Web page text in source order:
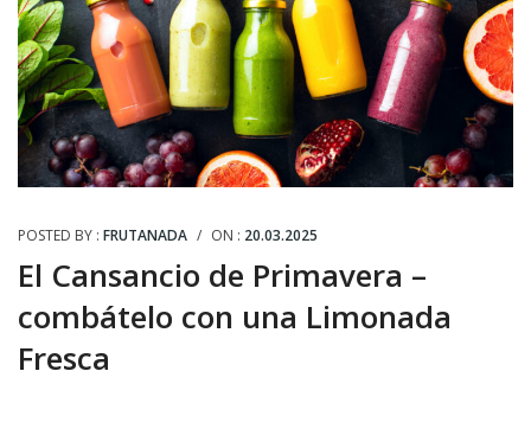
POSTED BY : FRUTANADA / ON : 20.03.2025
El Cansancio de Primavera –
combátelo con una Limonada
Fresca